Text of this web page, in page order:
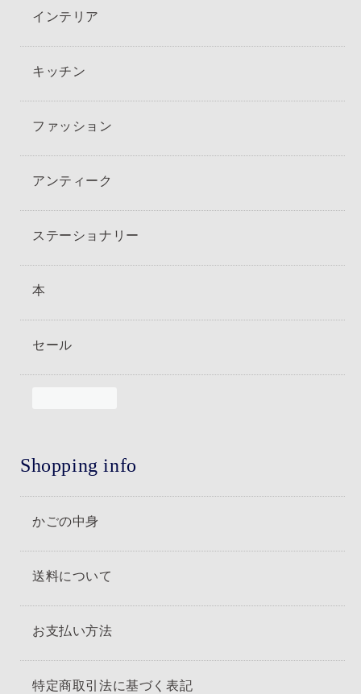
インテリア
キッチン
ファッション
アンティーク
ステーショナリー
本
セール
Shopping info
かごの中身
送料について
お支払い方法
特定商取引法に基づく表記